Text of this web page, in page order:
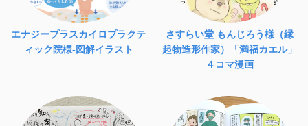
エナジープラスカイロプラクテ
ィック院様-図解イラスト
さすらい堂 もんじろう様（縁
起物造形作家）「満福カエル」
４コマ漫画